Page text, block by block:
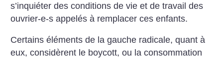
s’inquiéter des conditions de vie et de travail des
ouvrier-e-s appelés à remplacer ces enfants.
Certains éléments de la gauche radicale, quant à
eux, considèrent le boycott, ou la consommation